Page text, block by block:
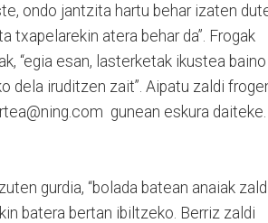
ondo jantzita hartu behar izaten
txapelarekin atera behar da”. Frogak
“egia esan, lasterketak ikustea baino
dela iruditzen zait”. Aipatu zaldi
gunean eskura daiteke.
gurdia, “bolada batean anaiak
batera bertan ibiltzeko. Berriz zaldi